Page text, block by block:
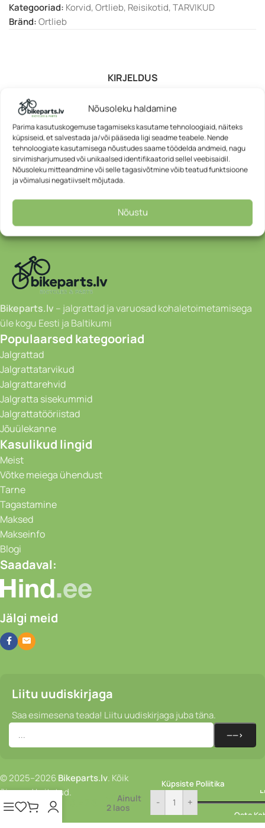
Nõusoleku haldamine
Parima kasutuskogemuse tagamiseks kasutame tehnoloogiaid, näiteks
küpsiseid, et salvestada ja/või pääseda ligi seadme teabele. Nende
tehnoloogiate kasutamisega nõustudes saame töödelda andmeid, nagu
sirvimisharjumused või unikaalsed identifikaatorid sellel veebisaidil.
Nõusoleku mitteandmine või selle tagasivõtmine võib teatud funktsioone
ja võimalusi negatiivselt mõjutada.
Nõustu
Kategooriad: Korvid,Ortlieb, Reisikotid,TARVIKUD
Bränd:Ortlieb
KIRJELDUS
Bikeparts.lv – jalgrattad ja varuosad kohaletoimetamisega
üle kogu Eesti ja Baltikumi
Populaarsed kategooriad
Jalgrattad
Jalgrattatarvikud
Jalgrattarehvid
Jalgratta sisekummid
Jalgrattatööriistad
Jõuülekanne
Kasulikud lingid
Meist
Võtke meiega ühendust
Tarne
Tagastamine
Maksed
Makseinfo
Blogi
Saadaval:
Jälgi meid
Liitu uudiskirjaga
Saa esimesena teada! Liitu uudiskirjaga juba täna.
© 2025–2026Bikeparts.lv. Kõik
õigused kaitstud.
Küpsiste Poliitika
Privaatsuspoliitika
Kott –
Ortlieb
Bag
Ainult
2 laos
- +
Osta